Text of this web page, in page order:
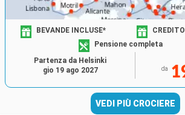
BEVANDE INCLUSE*
Pensione completa
da
Partenza da Helsinki
gio 19 ago 2027
VEDI PIÙ CROCIERE